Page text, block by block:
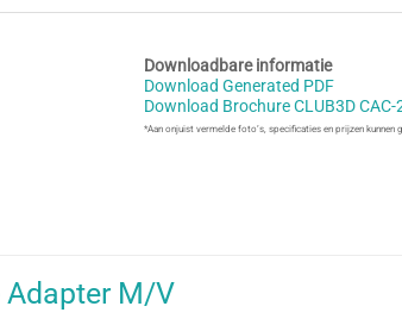
Downloadbare informatie
Download Generated PDF
Download Brochure CLUB3D CAC-
*Aan onjuist vermelde foto’s, specificaties en prijzen kunnen
Adapter M/V